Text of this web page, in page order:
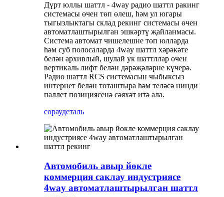
Дүрт юллы шаттл - 4way радио шаттл ракинг
системасы өчен төп өлеш, һәм ул югары
тыгызлыктагы склад рекинг системасы өчен
автоматлаштырылган эшкәртү җайланмасы.
Система автомат чишелешне төп юлларда
һәм суб полосаларда 4way шаттл хәрәкәте
белән архивлый, шулай ук ​​шаттллар өчен
вертикаль лифт белән дәрәҗәләрне күчерә.
Радио шаттл RCS системасын чыбыксыз
интернет белән тоташтыра һәм теләсә нинди
паллет позициясенә сәяхәт итә ала.
сораудеталь
Автомобиль авыр йөкле
коммерция саклау индустриясе
4way автоматлаштырылган шаттл